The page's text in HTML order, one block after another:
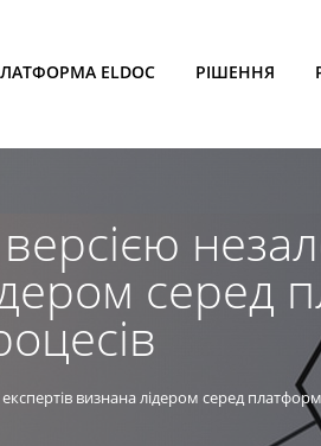
ELDOC РІШЕННЯ
серед
визнана лідером серед платформ